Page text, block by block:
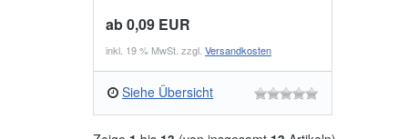
ab 0,09 EUR
inkl. 19 % MwSt. zzgl. Versandkosten
Siehe Übersicht